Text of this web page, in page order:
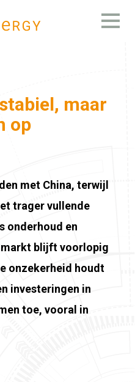
Open
maar
op
met China, terwijl
trager vullende
onderhoud en
blijft voorlopig
onzekerheid houdt
investeringen in
toe, vooral in